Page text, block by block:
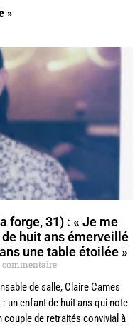
»
forge, 31) : « Je me
huit ans émerveillé
une table étoilée »
commentaire
de salle, Claire Cames
un enfant de huit ans qui note
de retraités convivial à